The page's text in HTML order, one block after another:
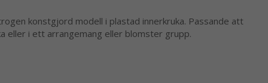
konstgjord modell i plastad innerkruka. Passande att
eller i ett arrangemang eller blomster grupp.